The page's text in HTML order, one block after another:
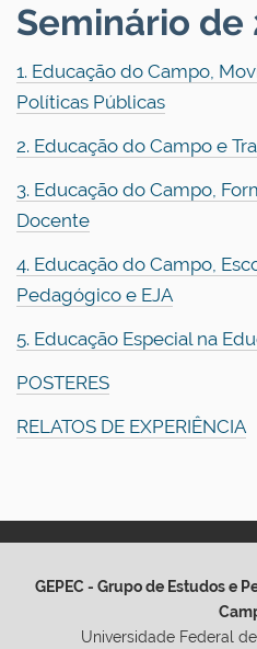
Seminário de
1. Educação do Campo,
Políticas Públicas
2. Educação do Campo e
3. Educação do Campo,
Docente
4. Educação do Campo,
Pedagógico e EJA
5. Educação Especial na
POSTERES
RELATOS DE EXPERIÊNCIA
GEPEC - Grupo de Estudos e
Universidade Federal